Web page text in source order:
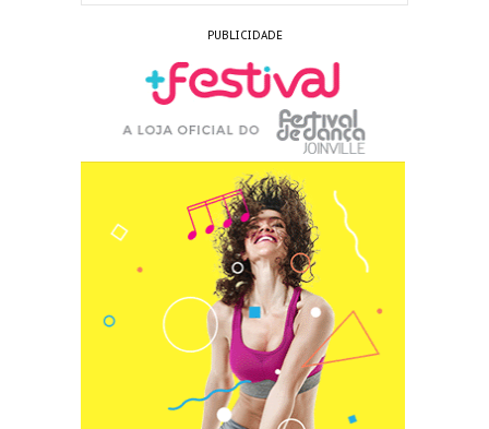
PUBLICIDADE